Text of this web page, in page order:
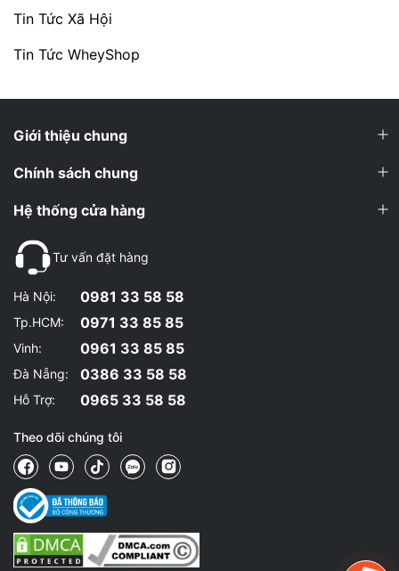
Tin Tức Xã Hội
Tin Tức WheyShop
Giới thiệu chung
Chính sách chung
Hệ thống cửa hàng
Tư vấn đặt hàng
Hà Nội: 0981 33 58 58
Tp.HCM: 0971 33 85 85
Vinh: 0961 33 85 85
Đà Nẵng: 0386 33 58 58
Hỗ Trợ: 0965 33 58 58
Theo dõi chúng tôi